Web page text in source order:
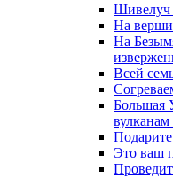
Шивелуч
На
На
Всей
Большая
Это ваш